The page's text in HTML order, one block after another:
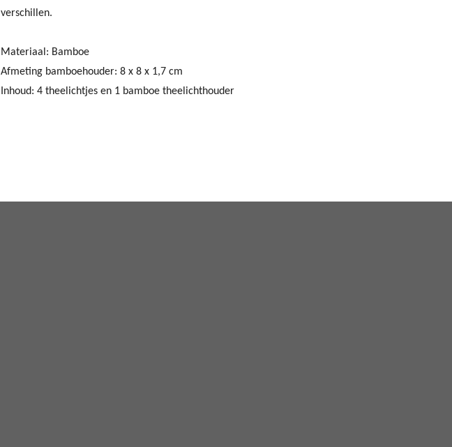
verschillen.
Materiaal: Bamboe
Afmeting bamboehouder: 8 x 8 x 1,7 cm
Inhoud: 4 theelichtjes en 1 bamboe theelichthouder